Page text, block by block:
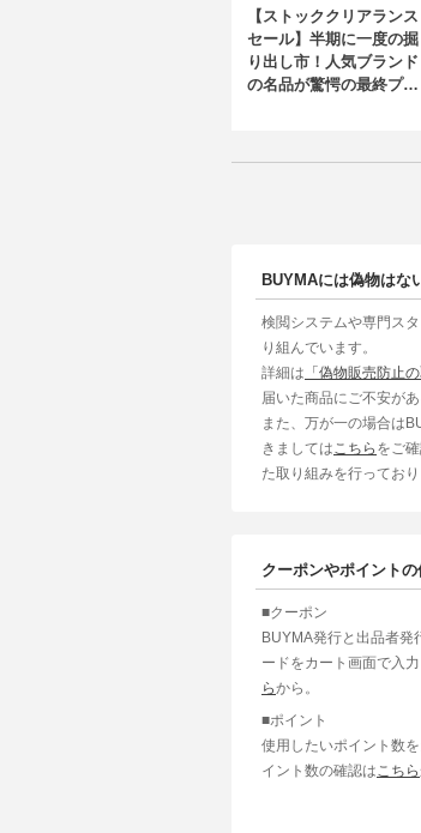
【ストッククリアランス
セール】半期に一度の掘
り出し市！人気ブランド
の名品が驚愕の最終プラ
BUYMAには偽物はな
検閲システムや専門ス
り組んでいます。
詳細は 「偽物販売防止
届いた商品にご不安が
また、万が一の場合は
きましては こちら をご
た取り組みを行ってお
クーポンやポイント
■クーポン
BUYMA発行と出品者発
ードをカート画面で入
らから。
■ポイント
使用したいポイント数
イント数の確認は こちら